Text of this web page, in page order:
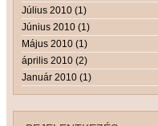
Július 2010 (1)
Június 2010 (1)
Május 2010 (1)
április 2010 (2)
Január 2010 (1)